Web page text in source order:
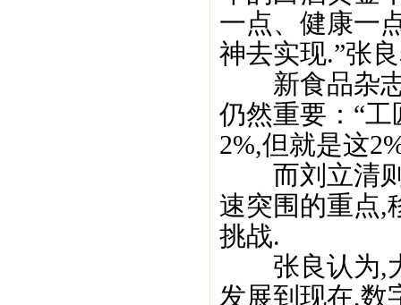
一点、健康一
神去实现.”张
新食品杂志
仍然重要：“
2%,但就是这
而刘立清则
速突围的重点,
挑战.
张良认为,大
发展到现在,数